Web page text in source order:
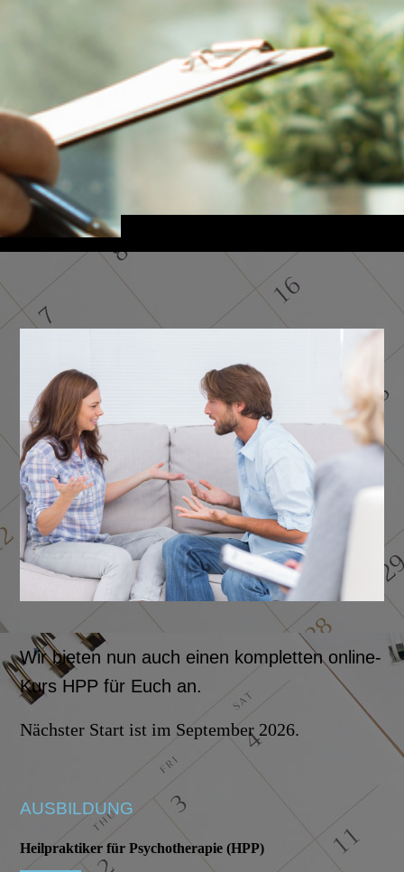
Wir bieten nun auch einen kompletten online-
Kurs HPP für Euch an.
Nächster Start ist im September 2026.
AUSBILDUNG
Heilpraktiker für Psychotherapie (HPP)